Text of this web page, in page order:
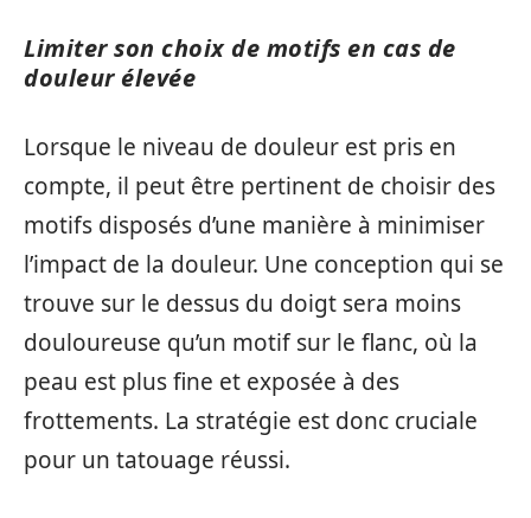
Limiter son choix de motifs en cas de
douleur élevée
Lorsque le niveau de douleur est pris en
compte, il peut être pertinent de choisir des
motifs disposés d’une manière à minimiser
l’impact de la douleur. Une conception qui se
trouve sur le dessus du doigt sera moins
douloureuse qu’un motif sur le flanc, où la
peau est plus fine et exposée à des
frottements. La stratégie est donc cruciale
pour un tatouage réussi.